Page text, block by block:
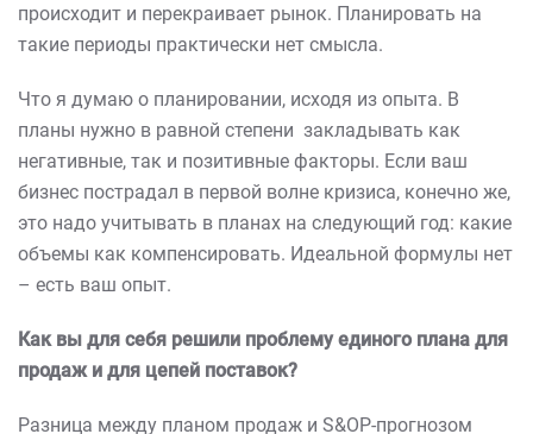
происходит и перекраивает рынок. Планировать на
такие периоды практически нет смысла.
Что я думаю о планировании, исходя из опыта. В
планы нужно в равной степени закладывать как
негативные, так и позитивные факторы. Если ваш
бизнес пострадал в первой волне кризиса, конечно же,
это надо учитывать в планах на следующий год: какие
объемы как компенсировать. Идеальной формулы нет
– есть ваш опыт.
Как вы для себя решили проблему единого плана для
продаж и для цепей поставок?
Разница между планом продаж и S&OP-прогнозом